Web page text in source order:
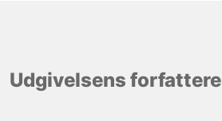
Udgivelsens forfattere